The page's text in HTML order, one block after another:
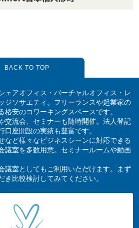
BACK TO TOP
ェアオフィス・バーチャルオフィス・レ
ジソサエティ。フリーランスや起業家の
格安のコワーキングスペースです。
交流会、セミナーも随時開催。法人登記
口座開設の実績も豊富です。
など様々なビジネスシーンに対応できる
議室を多数用意。セミナールームや動画
議室としてもご利用いただけます。まず
き比較検討してみてください。